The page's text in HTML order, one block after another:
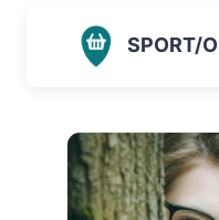
SPORT/